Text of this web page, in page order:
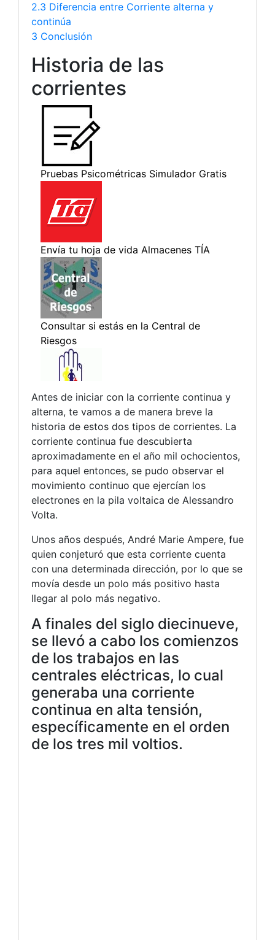
2.3 Diferencia entre Corriente alterna y
continúa
3 Conclusión
Historia de las
corrientes
Antes de iniciar con la corriente continua y
alterna, te vamos a de manera breve la
historia de estos dos tipos de corrientes. La
corriente continua fue descubierta
aproximadamente en el año mil ochocientos,
para aquel entonces, se pudo observar el
movimiento continuo que ejercían los
electrones en la pila voltaica de Alessandro
Volta.
Unos años después, André Marie Ampere, fue
quien conjeturó que esta corriente cuenta
con una determinada dirección, por lo que se
movía desde un polo más positivo hasta
llegar al polo más negativo.
A finales del siglo diecinueve,
se llevó a cabo los comienzos
de los trabajos en las
centrales eléctricas, lo cual
generaba una corriente
continua en alta tensión,
específicamente en el orden
de los tres mil voltios.